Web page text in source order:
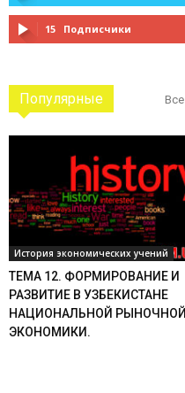
15 Подписчики
Популярные Все
История экономических учений
ТЕМА 12. ФОРМИРОВАНИЕ И
РАЗВИТИЕ В УЗБЕКИСТАНЕ
НАЦИОНАЛЬНОЙ РЫНОЧНОЙ
ЭКОНОМИКИ.